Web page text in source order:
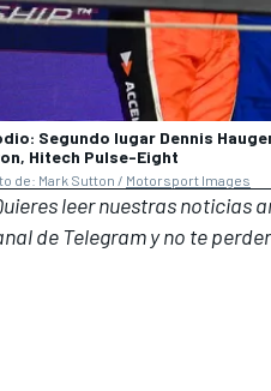
Segundo lugar Dennis
Hitech Pulse-Eight
de: Mark Sutton / Motorsport Images
leer nuestras noticias
de Telegramy no te